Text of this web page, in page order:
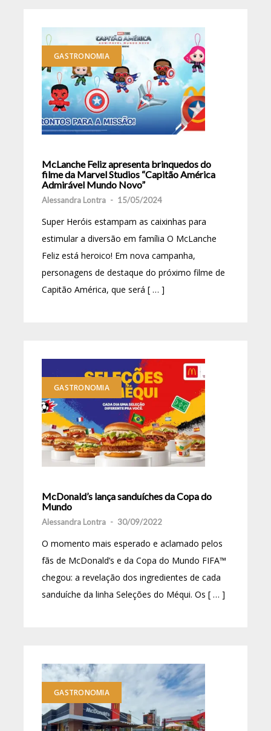
GASTRONOMIA
McLanche Feliz apresenta brinquedos do
filme da Marvel Studios “Capitão América
Admirável Mundo Novo”
Alessandra Lontra - 15/05/2024
Super Heróis estampam as caixinhas para
estimular a diversão em família O McLanche
Feliz está heroico! Em nova campanha,
personagens de destaque do próximo filme de
Capitão América, que será [ … ]
GASTRONOMIA
McDonald’s lança sanduíches da Copa do
Mundo
Alessandra Lontra - 30/09/2022
O momento mais esperado e aclamado pelos
fãs de McDonald’s e da Copa do Mundo FIFA™
chegou: a revelação dos ingredientes de cada
sanduíche da linha Seleções do Méqui. Os [ … ]
GASTRONOMIA